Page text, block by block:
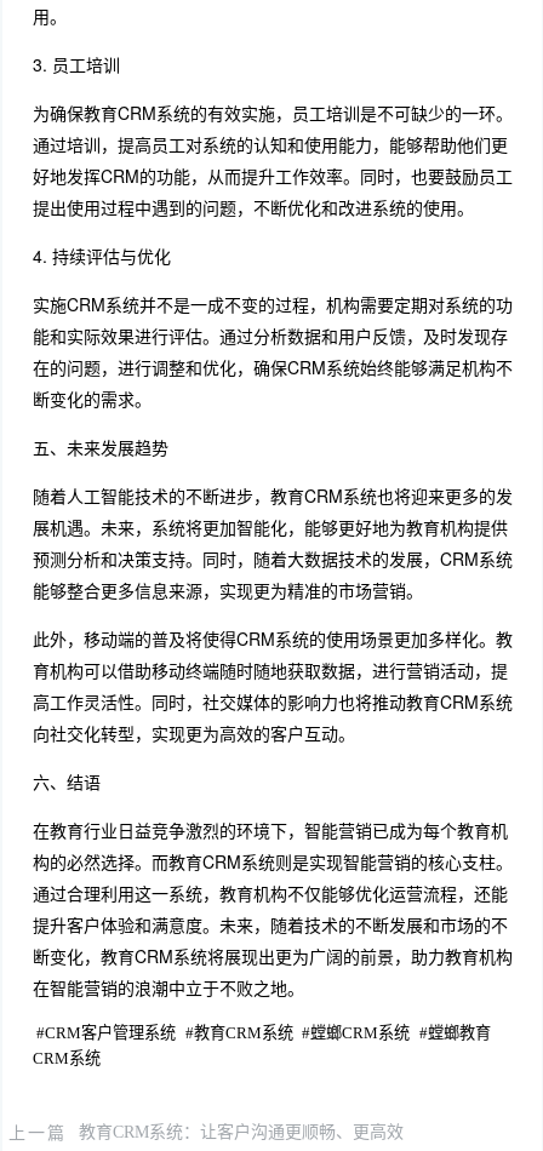
用。
3. 员工培训
为确保教育CRM系统的有效实施，员工培训是不可缺少的一环。
通过培训，提高员工对系统的认知和使用能力，能够帮助他们更
好地发挥CRM的功能，从而提升工作效率。同时，也要鼓励员工
提出使用过程中遇到的问题，不断优化和改进系统的使用。
4. 持续评估与优化
实施CRM系统并不是一成不变的过程，机构需要定期对系统的功
能和实际效果进行评估。通过分析数据和用户反馈，及时发现存
在的问题，进行调整和优化，确保CRM系统始终能够满足机构不
断变化的需求。
五、未来发展趋势
随着人工智能技术的不断进步，教育CRM系统也将迎来更多的发
展机遇。未来，系统将更加智能化，能够更好地为教育机构提供
预测分析和决策支持。同时，随着大数据技术的发展，CRM系统
能够整合更多信息来源，实现更为精准的市场营销。
此外，移动端的普及将使得CRM系统的使用场景更加多样化。教
育机构可以借助移动终端随时随地获取数据，进行营销活动，提
高工作灵活性。同时，社交媒体的影响力也将推动教育CRM系统
向社交化转型，实现更为高效的客户互动。
六、结语
在教育行业日益竞争激烈的环境下，智能营销已成为每个教育机
构的必然选择。而教育CRM系统则是实现智能营销的核心支柱。
通过合理利用这一系统，教育机构不仅能够优化运营流程，还能
提升客户体验和满意度。未来，随着技术的不断发展和市场的不
断变化，教育CRM系统将展现出更为广阔的前景，助力教育机构
在智能营销的浪潮中立于不败之地。
#CRM客户管理系统 #教育CRM系统 #螳螂CRM系统 #螳螂教育
CRM系统
上一篇 教育CRM系统：让客户沟通更顺畅、更高效